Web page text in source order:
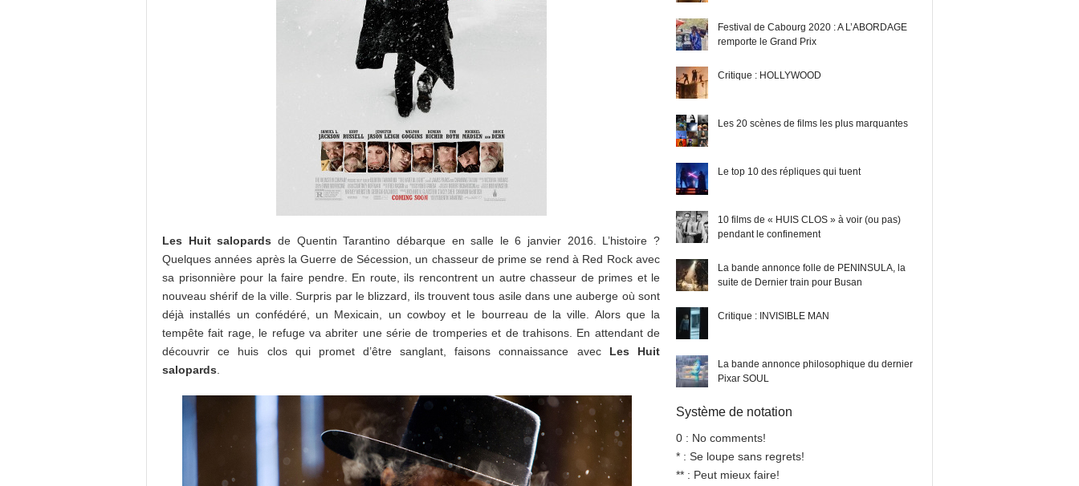
Les Huit salopards de Quentin Tarantino débarque en salle le 6 janvier 2016. L’histoire ?
Quelques années après la Guerre de Sécession, un chasseur de prime se rend à Red Rock avec
sa prisonnière pour la faire pendre. En route, ils rencontrent un autre chasseur de primes et le
nouveau shérif de la ville. Surpris par le blizzard, ils trouvent tous asile dans une auberge où sont
déjà installés un confédéré, un Mexicain, un cowboy et le bourreau de la ville. Alors que la
tempête fait rage, le refuge va abriter une série de tromperies et de trahisons. En attendant de
découvrir ce huis clos qui promet d’être sanglant, faisons connaissance avec Les Huit
salopards
Festival de Cabourg 2020 : A L’ABORDAGE
remporte le Grand Prix
Critique : HOLLYWOOD
Les 20 scènes de films les plus marquantes
Le top 10 des répliques qui tuent
10 films de « HUIS CLOS » à voir (ou pas)
pendant le confinement
La bande annonce folle de PENINSULA, la
suite de Dernier train pour Busan
Critique : INVISIBLE MAN
La bande annonce philosophique du dernier
Pixar SOUL
Système de notation
0 : No comments!
* : Se loupe sans regrets!
** : Peut mieux faire!